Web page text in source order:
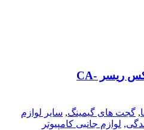
بالشتک پشت سری دی ایکس ریسر CA-
, گجت های گیمینگ, سایر لوازم
, لوازم جانبی کامپیوتر